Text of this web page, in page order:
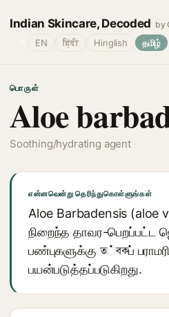
Indian Skincare, Decoded by
EN हिंदी Hinglish தமிழ்
பொருள்
Aloe
Soothing/hydrating agent
என்னவென்று தெரிந்துகொள்ளுங்கள்
Aloe Barbadensis (aloe
நிறைந்த தாவர-பெறப்பட்ட
பண்புகளுக்கு ত்বকப்
பயன்படுத்தப்படுகிறது.